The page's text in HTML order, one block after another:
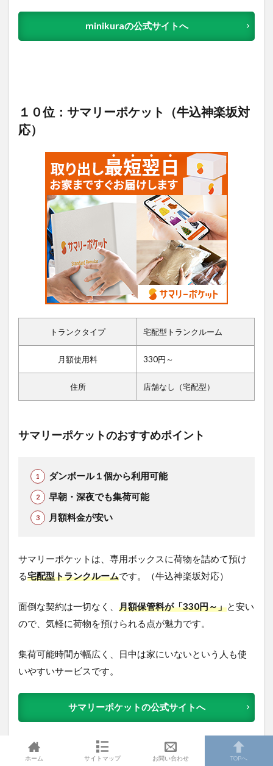
minikuraの公式サイトへ
１０位：サマリーポケット（牛込神楽坂対
応）
トランクタイプ 宅配型トランクルーム
月額使用料 330円～
住所 店舗なし（宅配型）
サマリーポケットのおすすめポイント
ダンボール１個から利用可能
早朝・深夜でも集荷可能
月額料金が安い
サマリーポケットは、専用ボックスに荷物を詰めて預け
る宅配型トランクルームです。（牛込神楽坂対応）
面倒な契約は一切なく、 月額保管料が「330円～」と安い
ので、気軽に荷物を預けられる点が魅力です。
集荷可能時間が幅広く、日中は家にいないという人も使
いやすいサービスです。
サマリーポケットの公式サイトへ
ホーム サイトマップ お問い合わせ TOPへ